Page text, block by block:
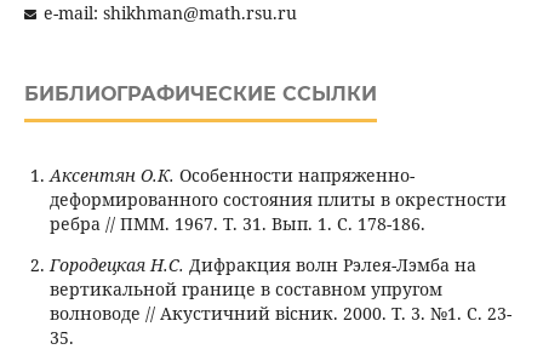
e-mail: shikhman@math.rsu.ru
БИБЛИОГРАФИЧЕСКИЕ ССЫЛКИ
Аксентян О.К. Особенности напряженно-
деформированного состояния плиты в окрестности
ребра // ПММ. 1967. Т. 31. Вып. 1. С. 178-186.
Городецкая Н.С. Дифракция волн Рэлея-Лэмба на
вертикальной границе в составном упругом
волноводе // Акустичний вісник. 2000. Т. 3. №1. С. 23-
35.